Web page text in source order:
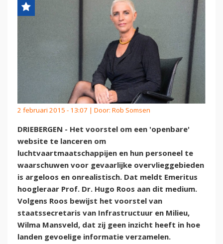
2 februari 2015 - 13:07 | Door: Rob Somsen
DRIEBERGEN - Het voorstel om een 'openbare'
website te lanceren om
luchtvaartmaatschappijen en hun personeel te
waarschuwen voor gevaarlijke overvlieggebieden
is argeloos en onrealistisch. Dat meldt Emeritus
hoogleraar Prof. Dr. Hugo Roos aan dit medium.
Volgens Roos bewijst het voorstel van
staatssecretaris van Infrastructuur en Milieu,
Wilma Mansveld, dat zij geen inzicht heeft in hoe
landen gevoelige informatie verzamelen.